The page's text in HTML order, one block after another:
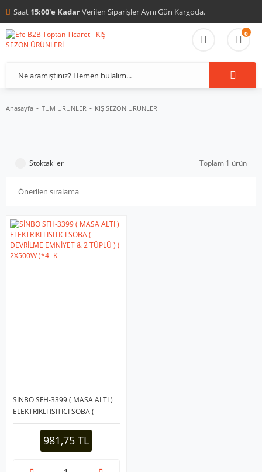
Saat 15:00'e KadarVerilen Siparişler Aynı Gün Kargoda.
0
Anasayfa TÜM ÜRÜNLER KIŞ SEZON ÜRÜNLERİ
Stoktakiler Toplam 1 ürün
SİNBO SFH-3399 ( MASA ALTI )
ELEKTRİKLİ ISITICI SOBA (
DEVRİLME EMNİYET & 2 TÜPLÜ )
( 2X500W )*4=K981,75 TL